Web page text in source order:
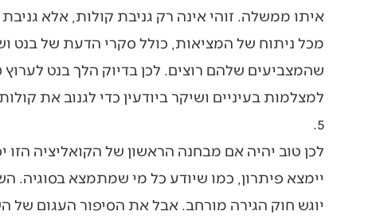
איתו ממשלה. זוהי אינה רק גניבת קולות, אלא
מכל ניתוח של המציאות, כולל סקרי הדעת של בנט
למצלמות בעיניים ושיקר ביודעין כדי לגנוב את
5.
לכן טוב יהיה אם מבחנה הראשון של הקואליציה
יימצא פיתרון, כמו שיודע כל מי שמתמצא בסוגיה.
יוגש חוק הגירה מורחב. אבל את הסיפור העגום